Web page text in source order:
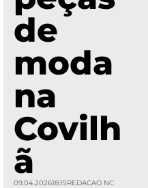
de
moda
na
Covilh
ã
09.04.202618:15REDACAO NC